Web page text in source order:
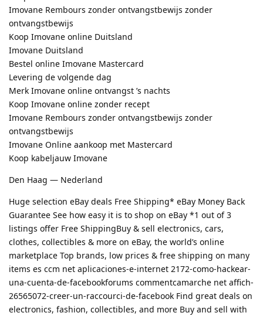
Imovane Rembours zonder ontvangstbewijs zonder
ontvangstbewijs
Koop Imovane online Duitsland
Imovane Duitsland
Bestel online Imovane Mastercard
Levering de volgende dag
Merk Imovane online ontvangst ’s nachts
Koop Imovane online zonder recept
Imovane Rembours zonder ontvangstbewijs zonder
ontvangstbewijs
Imovane Online aankoop met Mastercard
Koop kabeljauw Imovane
Den Haag — Nederland
Huge selection eBay deals Free Shipping* eBay Money Back
Guarantee See how easy it is to shop on eBay *1 out of 3
listings offer Free ShippingBuy & sell electronics, cars,
clothes, collectibles & more on eBay, the world’s online
marketplace Top brands, low prices & free shipping on many
items es ccm net aplicaciones-e-internet 2172-como-hackear-
una-cuenta-de-facebookforums commentcamarche net affich-
26565072-creer-un-raccourci-de-facebook Find great deals on
electronics, fashion, collectibles, and more Buy and sell with